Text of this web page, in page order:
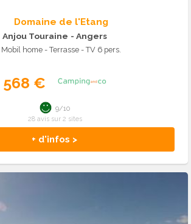
Domaine de l'Etang
Anjou Touraine - Angers
Mobil home - Terrasse - TV 6 pers.
568 €
+ d'infos >
9/10
28 avis sur 2 sites